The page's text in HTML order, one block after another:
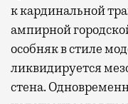
к кардинальной
ампирной
особняк в стиле
ликвидируется
стена.